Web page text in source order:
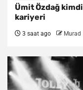
Ümit Özdağ
kariyeri
3 saat ago Murad